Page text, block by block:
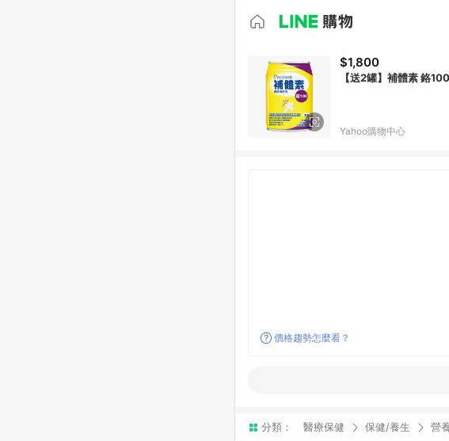
$1,800
【送2罐】補體素 鉻
Yahoo購物中心
價格趨勢怎麼看？
分類： 醫療保健 保健/養生 營